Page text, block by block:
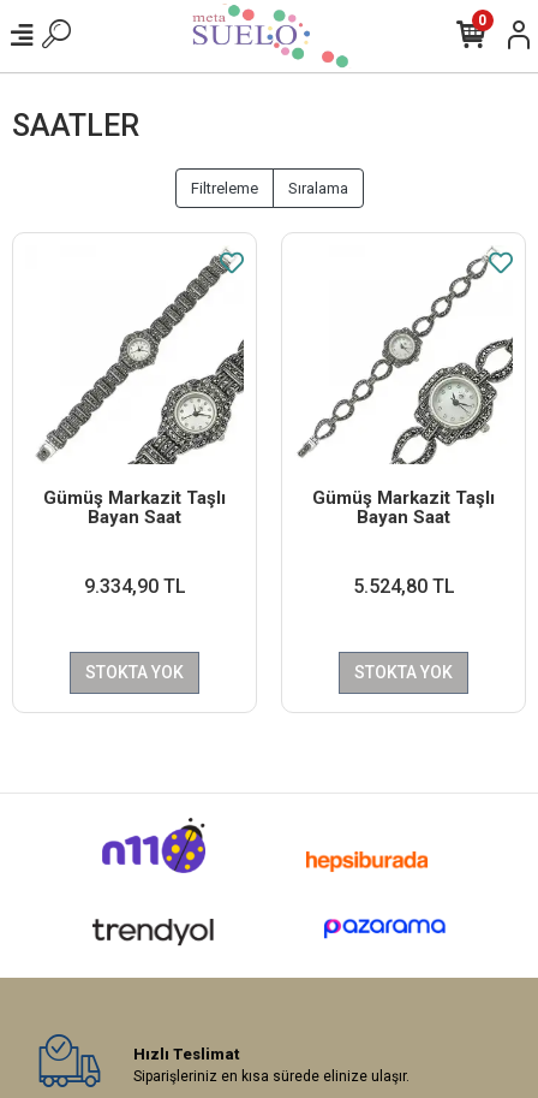
0
SAATLER
Filtreleme Sıralama
Gümüş Markazit Taşlı
Bayan Saat
9.334,90 TL
STOKTA YOK
Gümüş Markazit Taşlı
Bayan Saat
5.524,80 TL
STOKTA YOK
Hızlı Teslimat
Siparişleriniz en kısa sürede elinize ulaşır.